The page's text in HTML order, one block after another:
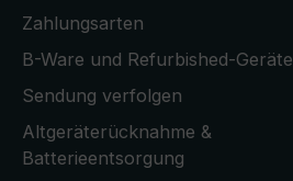
Zahlungsarten
B-Ware und Refurbished-Geräte
Sendung verfolgen
Altgeräterücknahme &
Batterieentsorgung